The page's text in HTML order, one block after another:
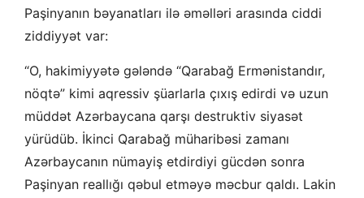
Paşinyanın bəyanatları ilə əməlləri arasında ciddi
ziddiyyət var:
“O, hakimiyyətə gələndə “Qarabağ Ermənistandır,
nöqtə” kimi aqressiv şüarlarla çıxış edirdi və uzun
müddət Azərbaycana qarşı destruktiv siyasət
yürüdüb. İkinci Qarabağ müharibəsi zamanı
Azərbaycanın nümayiş etdirdiyi gücdən sonra
Paşinyan reallığı qəbul etməyə məcbur qaldı. Lakin